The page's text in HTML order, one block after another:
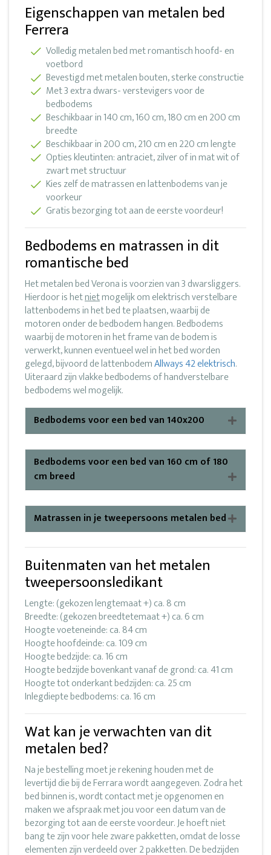
Eigenschappen van metalen bed
Ferrera
Volledig metalen bed met romantisch hoofd- en
voetbord
Bevestigd met metalen bouten, sterke constructie
Met 3 extra dwars- verstevigers voor de
bedbodems
Beschikbaar in 140 cm, 160 cm, 180 cm en 200 cm
breedte
Beschikbaar in 200 cm, 210 cm en 220 cm lengte
Opties kleutinten: antraciet, zilver of in mat wit of
zwart met structuur
Kies zelf de matrassen en lattenbodems van je
voorkeur
Gratis bezorging tot aan de eerste voordeur!
Bedbodems en matrassen in dit
romantische bed
Het metalen bed Verona is voorzien van 3 dwarsliggers.
Hierdoor is hetnietmogelijk om elektrisch verstelbare
lattenbodems in het bed te plaatsen, waarbij de
motoren onder de bedbodem hangen. Bedbodems
waarbij de motoren in het frame van de bodem is
verwerkt, kunnen eventueel wel in het bed worden
gelegd, bijvoord de lattenbodemAllways 42 elektrisch.
Uiteraard zijn vlakke bedbodems of handverstelbare
bedbodems wel mogelijk.
Bedbodems voor een bed van 140x200
Bedbodems voor een bed van 160 cm of 180
cm breed
Matrassen in je tweepersoons metalen bed
Buitenmaten van het metalen
tweepersoonsledikant
Lengte: (gekozen lengtemaat +) ca. 8 cm
Breedte: (gekozen breedtetemaat +) ca. 6 cm
Hoogte voeteneinde: ca. 84 cm
Hoogte hoofdeinde: ca. 109 cm
Hoogte bedzijde: ca. 16 cm
Hoogte bedzijde bovenkant vanaf de grond: ca. 41 cm
Hoogte tot onderkant bedzijden: ca. 25 cm
Inlegdiepte bedbodems: ca. 16 cm
Wat kan je verwachten van dit
metalen bed?
Na je bestelling moet je rekening houden met de
levertijd die bij de Ferrara wordt aangegeven. Zodra het
bed binnen is, wordt contact met je opgenomen en
maken we afspraak met jou voor een datum van de
bezorging tot aan de eerste voordeur. Je hoeft niet
bang te zijn voor hele zware pakketten, omdat de losse
elementen zijn verdeeld over 2 pakketten. De bedzijden